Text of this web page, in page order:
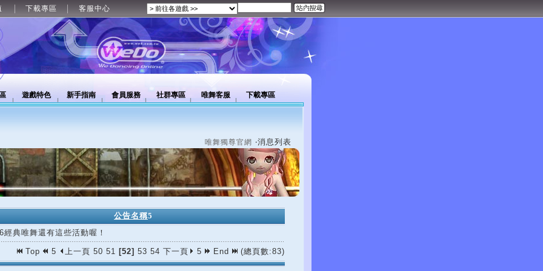
下載專區 客服中心
遊戲特色 新手指南 會員服務 社群專區 唯舞客服 下載專區
唯舞獨尊官網 ‧消息列表
公告名稱5
經典唯舞還有這些活動喔！
Top 5 上一頁 50 51 [52] 53 54 下一頁 5 End (總頁數:83)